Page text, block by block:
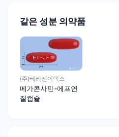
같은 성분 의약품
(주)테라젠이텍스
메가콘사민-에프연
질캡슐